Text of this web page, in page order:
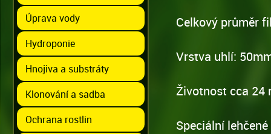
Úprava vody
Hydroponie
Hnojiva a substráty
Klonování a sadba
Ochrana rostlin
Celkový průměr
Vrstva uhlí:
Životnost cca 24
Speciální